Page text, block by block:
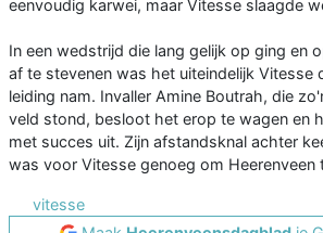
eenvoudig karwei, maar Vitesse slaagde
In een wedstrijd die lang gelijk op ging en
af te stevenen was het uiteindelijk Vitesse
leiding nam. Invaller Amine Boutrah, die
veld stond, besloot het erop te wagen en
met succes uit. Zijn afstandsknal achter
was voor Vitesse genoeg om Heerenveen
vitesse